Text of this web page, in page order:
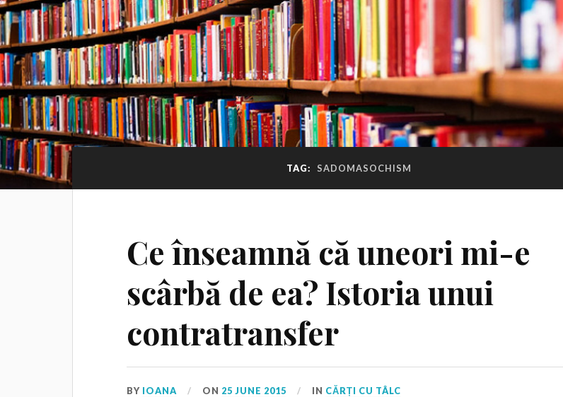
TAG: SADOMASOCHISM
Ce înseamnă că uneori mi-e
scârbă de ea? Istoria unui
contratransfer
BY IOANA ON 25 JUNE 2015 IN CĂRȚI CU TÂLC